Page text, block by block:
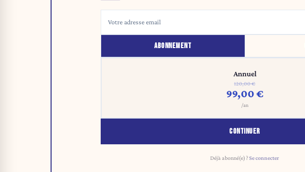
ABONNEMENT
Annuel
120,00 €
99,00 €
/an
CONTINUER
Déjà abonné(e) ?Se connecter